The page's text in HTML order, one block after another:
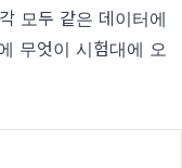
모두 같은 데이터에
무엇이 시험대에 오